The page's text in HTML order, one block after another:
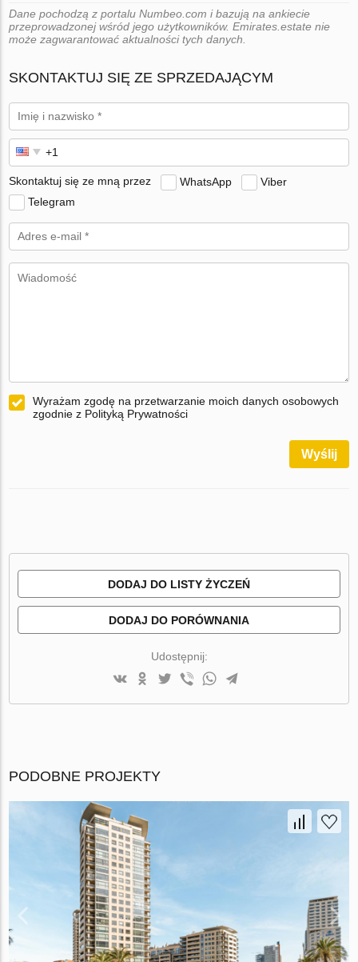
Dane pochodzą z portalu Numbeo.com i bazują na ankiecie
przeprowadzonej wśród jego użytkowników. Emirates.estate nie
może zagwarantować aktualności tych danych.
SKONTAKTUJ SIĘ ZE SPRZEDAJĄCYM
Skontaktuj się ze mną przez WhatsApp
Viber
Telegram
Wyrażam zgodę na przetwarzanie moich danych osobowych
zgodnie z Polityką Prywatności
Wyślij
DODAJ DO LISTY ŻYCZEŃ
DODAJ DO PORÓWNANIA
Udostępnij:
PODOBNE PROJEKTY